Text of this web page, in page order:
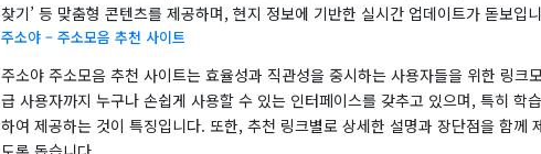
찾기’ 등 맞춤형 콘텐츠를 제공하며, 현지 정보에 기반한 실시간 업데이트가 돋보입
주소야 – 주소모음 추천 사이트
주소야 주소모음 추천 사이트는 효율성과 직관성을 중시하는 사용자들을 위한 링크
급 사용자까지 누구나 손쉽게 사용할 수 있는 인터페이스를 갖추고 있으며, 특히 학
하여 제공하는 것이 특징입니다. 또한, 추천 링크별로 상세한 설명과 장단점을 함께